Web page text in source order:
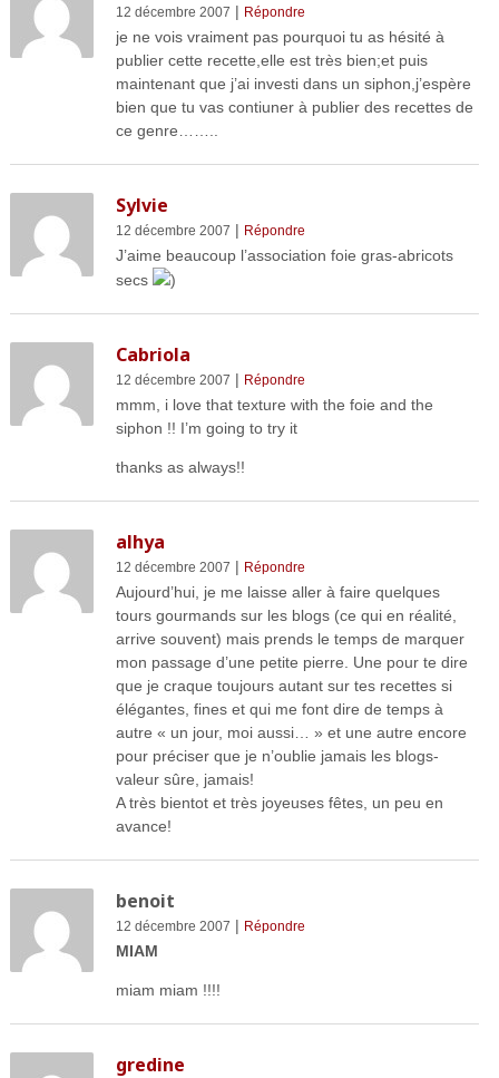
12 décembre 2007 | Répondre
je ne vois vraiment pas pourquoi tu as hésité à
publier cette recette,elle est très bien;et puis
maintenant que j’ai investi dans un siphon,j’espère
bien que tu vas contiuner à publier des recettes de
ce genre……..
Sylvie
12 décembre 2007 | Répondre
J’aime beaucoup l’association foie gras-abricots
secs
)
Cabriola
12 décembre 2007 | Répondre
mmm, i love that texture with the foie and the
siphon !! I’m going to try it
thanks as always!!
alhya
12 décembre 2007 | Répondre
Aujourd’hui, je me laisse aller à faire quelques
tours gourmands sur les blogs (ce qui en réalité,
arrive souvent) mais prends le temps de marquer
mon passage d’une petite pierre. Une pour te dire
que je craque toujours autant sur tes recettes si
élégantes, fines et qui me font dire de temps à
autre « un jour, moi aussi… » et une autre encore
pour préciser que je n’oublie jamais les blogs-
valeur sûre, jamais!
A très bientot et très joyeuses fêtes, un peu en
avance!
benoit
12 décembre 2007 | Répondre
MIAM
miam miam !!!!
gredine